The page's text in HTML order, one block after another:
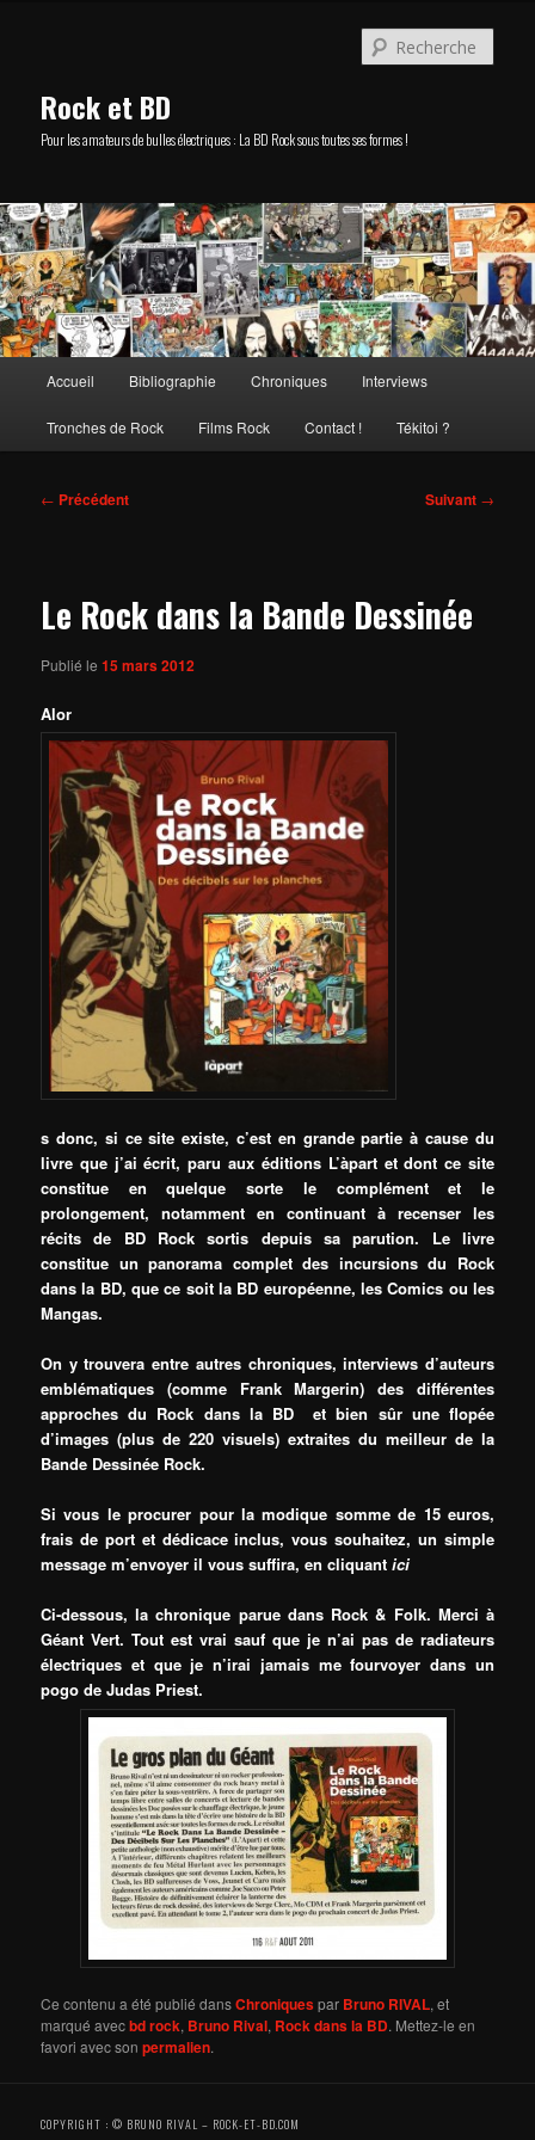
Rock et BD
Pour les amateurs de bulles électriques : La BD Rock sous toutes ses formes !
principal
Accueil Bibliographie Chroniques Interviews
Tronches de Rock Films Rock Contact ! Tékitoi ?
Navigation
← Précédent Suivant →
Le Rock dans la Bande Dessinée
Publié le15 mars 2012
Alor
s donc, si ce site existe, c’est en grande partie à cause du
livre que j’ai écrit, paru aux éditions L’àpart et dont ce site
constitue en quelque sorte le complément et le
prolongement, notamment en continuant à recenser les
récits de BDRock sortis depuis sa parution. Le livre
constitue un panorama complet des incursions du Rock
dans la BD, que ce soit la BD européenne, les Comics ou les
Mangas.
On y trouvera entre autres chroniques, interviews d’auteurs
emblématiques (comme Frank Margerin) des différentes
approches du Rock dans la BD et bien sûr une flopée
d’images (plus de 220 visuels) extraites du meilleur de la
Bande Dessinée Rock.
Si vous le procurer pour la modique somme de 15 euros,
frais de port et dédicace inclus, vous souhaitez, un simple
message m’envoyer il vous suffira, en cliquantici
Ci-dessous, la chronique parue dans Rock & Folk. Merci à
Géant Vert. Tout est vrai sauf que je n’ai pasde radiateurs
électriques et que je n’irai jamais me fourvoyer dans un
pogo de Judas Priest.
Ce contenu a été publié dansChroniquespar Bruno RIVAL, et
marqué avecbd rock, Bruno Rival, Rock dans la BD. Mettez-le en
favori avec sonpermalien.
COPYRIGHT : © BRUNO RIVAL – ROCK-ET-BD.COM